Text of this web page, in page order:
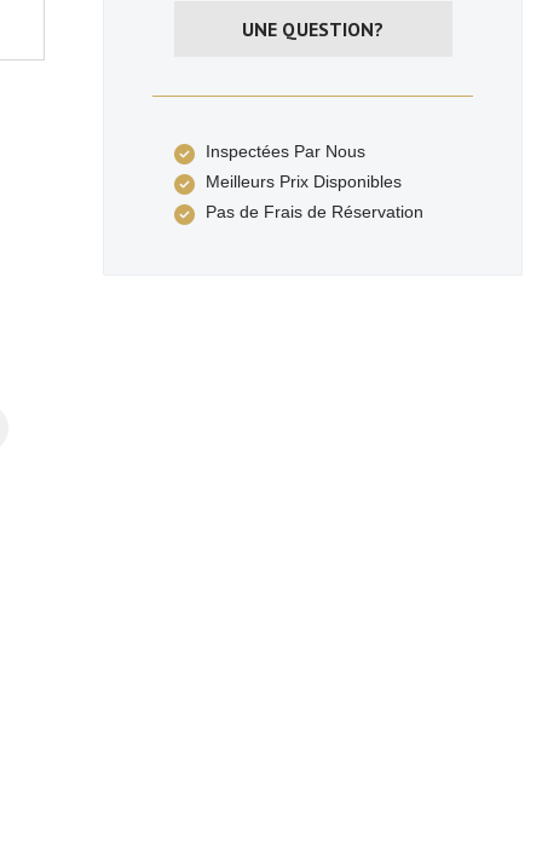
UNE QUESTION?
Inspectées Par Nous
Meilleurs Prix Disponibles
Pas de Frais de Réservation